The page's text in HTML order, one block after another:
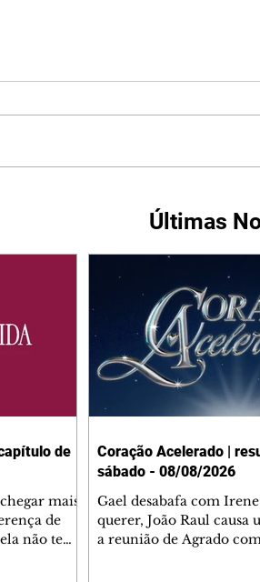
Últimas
de
mais
de
não tem
Coração Acelerado |
sábado - 08/08/2026
Gael desabafa com Irene
querer, João Raul causa
a reunião de Agrado